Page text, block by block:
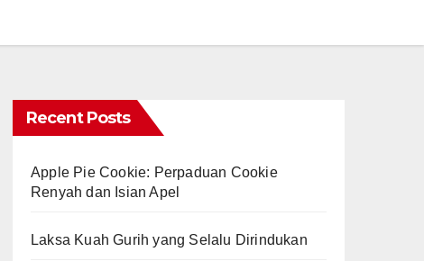
Recent Posts
Apple Pie Cookie: Perpaduan Cookie
Renyah dan Isian Apel
Laksa Kuah Gurih yang Selalu Dirindukan